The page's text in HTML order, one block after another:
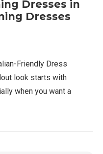
Dresses in
Dresses
Friendly Dress
look starts with
when you want a